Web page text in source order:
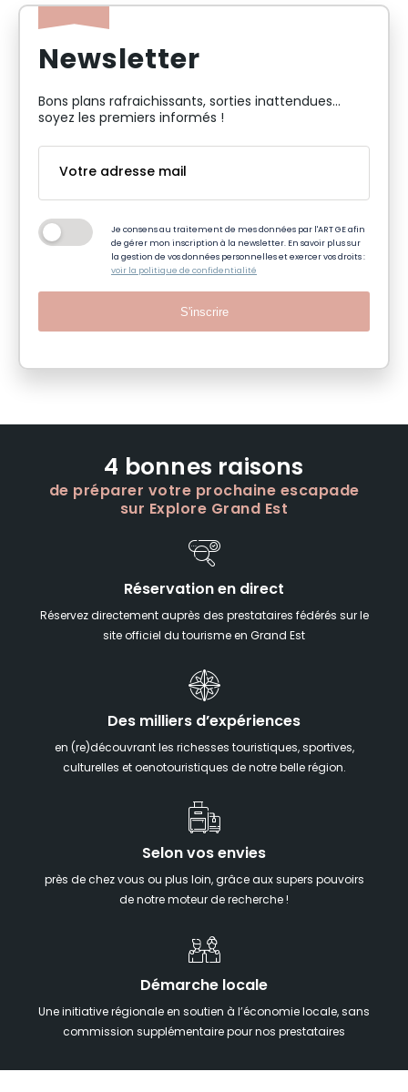
Newsletter
Bons plans rafraichissants, sorties inattendues…
soyez les premiers informés !
Je consens au traitement de mes données par l'ART GE afin
de gérer mon inscription à la newsletter. En savoir plus sur
la gestion de vos données personnelles et exercer vos droits :
voir la politique de confidentialité
S'inscrire
4 bonnes raisons
de préparer votre prochaine escapade
sur Explore Grand Est
Réservation en direct
Réservez directement auprès des prestataires fédérés sur le
site officiel du tourisme en Grand Est
Des milliers d’expériences
en (re)découvrant les richesses touristiques, sportives,
culturelles et oenotouristiques de notre belle région.
Selon vos envies
près de chez vous ou plus loin, grâce aux supers pouvoirs
de notre moteur de recherche !
Démarche locale
Une initiative régionale en soutien à l’économie locale, sans
commission supplémentaire pour nos prestataires